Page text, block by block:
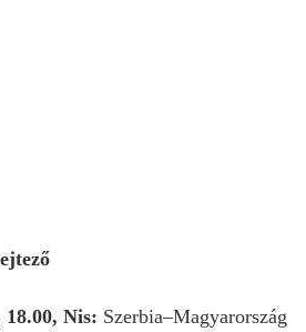
Nis: Szerbia–Magyarország